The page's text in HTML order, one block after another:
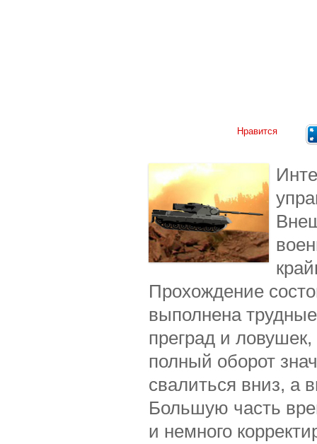
Нравится
Прохождение
выполнена
преград и
полный оборот
свалиться вниз, а
Большую часть
и немного